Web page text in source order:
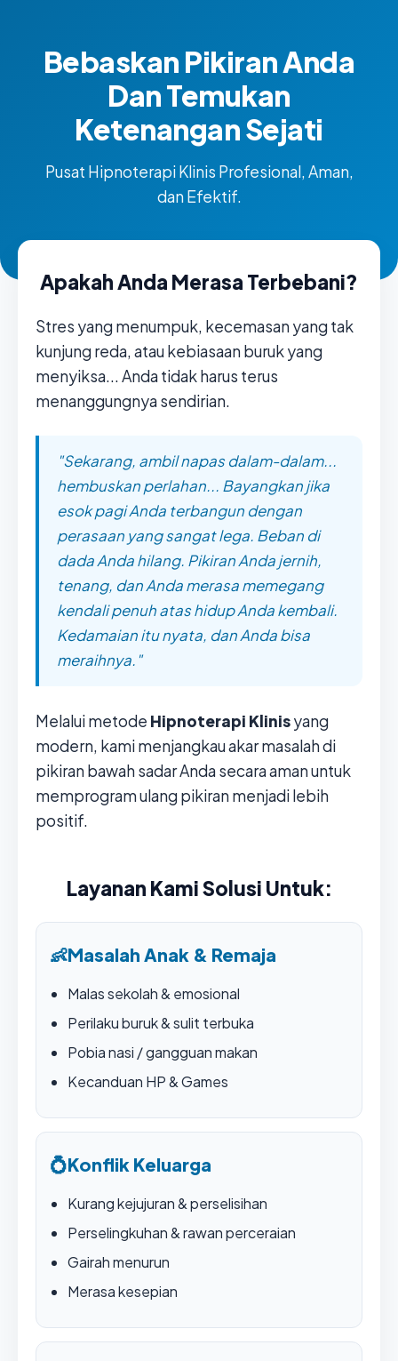
Bebaskan Pikiran Anda
Dan Temukan
Ketenangan Sejati
Pusat Hipnoterapi Klinis Profesional, Aman,
dan Efektif.
Apakah Anda Merasa Terbebani?
Stres yang menumpuk, kecemasan yang tak
kunjung reda, atau kebiasaan buruk yang
menyiksa... Anda tidak harus terus
menanggungnya sendirian.
"Sekarang, ambil napas dalam-dalam...
hembuskan perlahan... Bayangkan jika
esok pagi Anda terbangun dengan
perasaan yang sangat lega. Beban di
dada Anda hilang. Pikiran Anda jernih,
tenang, dan Anda merasa memegang
kendali penuh atas hidup Anda kembali.
Kedamaian itu nyata, dan Anda bisa
meraihnya."
Melalui metode Hipnoterapi Klinisyang
modern, kami menjangkau akar masalah di
pikiran bawah sadar Anda secara aman untuk
memprogram ulang pikiran menjadi lebih
positif.
Layanan Kami Solusi Untuk:
👶Masalah Anak & Remaja
Malas sekolah & emosional
Perilaku buruk & sulit terbuka
Pobia nasi / gangguan makan
Kecanduan HP & Games
💍Konflik Keluarga
Kurang kejujuran & perselisihan
Perselingkuhan & rawan perceraian
Gairah menurun
Merasa kesepian